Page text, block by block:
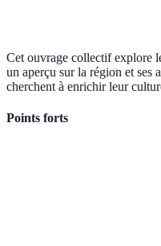
Cet ouvrage collectif explore
un aperçu sur la région et ses
cherchent à enrichir leur
Points forts